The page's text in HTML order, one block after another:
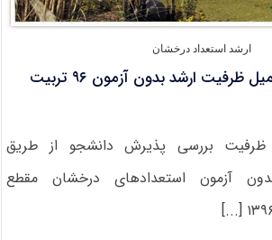
ارشد استعداد درخشان
اعلام نتایج نهایی تکمیل ظرفیت ارشد بدون آزمون ۹۶ تربیت
ظرفیت بررسی پذیرش دانشجو از طریق
آزمون استعدادهای درخشان مقطع